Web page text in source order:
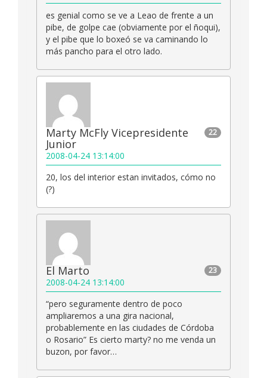
es genial como se ve a Leao de frente a un
pibe, de golpe cae (obviamente por el ñoqui),
y el pibe que lo boxeó se va caminando lo
más pancho para el otro lado.
22
Marty McFly Vicepresidente
Junior
2008-04-24 13:14:00
20, los del interior estan invitados, cómo no
(?)
23
El Marto
2008-04-24 13:14:00
“pero seguramente dentro de poco
ampliaremos a una gira nacional,
probablemente en las ciudades de Córdoba
o Rosario” Es cierto marty? no me venda un
buzon, por favor…